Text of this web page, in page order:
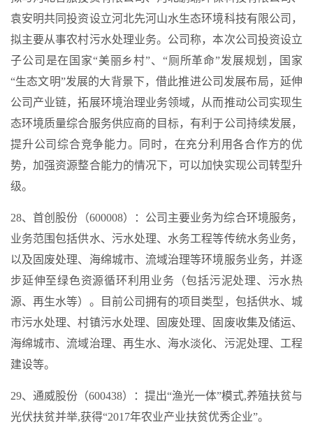
袁安明共同投资设立河北先河山水生态环境科技有限公司，
拟主要从事农村污水处理业务。公司称，本次公司投资设立
子公司是在国家“美丽乡村”、“厕所革命”发展规划，国家
“生态文明”发展的大背景下，借此推进公司发展布局，延伸
公司产业链，拓展环境治理业务领域，从而推动公司实现生
态环境质量综合服务供应商的目标，有利于公司持续发展，
提升公司综合竞争能力。同时，在充分利用各合作方的优
势，加强资源整合能力的情况下，可以加快实现公司转型升
级。
28、首创股份（600008）：公司主要业务为综合环境服务，
业务范围包括供水、污水处理、水务工程等传统水务业务，
以及固废处理、海绵城市、流域治理等环境服务业务，并逐
步延伸至绿色资源循环利用业务（包括污泥处理、污水热
源、再生水等）。目前公司拥有的项目类型，包括供水、城
市污水处理、村镇污水处理、固废处理、固废收集及储运、
海绵城市、流域治理、再生水、海水淡化、污泥处理、工程
建设等。
29、通威股份（600438）：提出“渔光一体”模式,养殖扶贫与
光伏扶贫并举,获得“2017年农业产业扶贫优秀企业”。